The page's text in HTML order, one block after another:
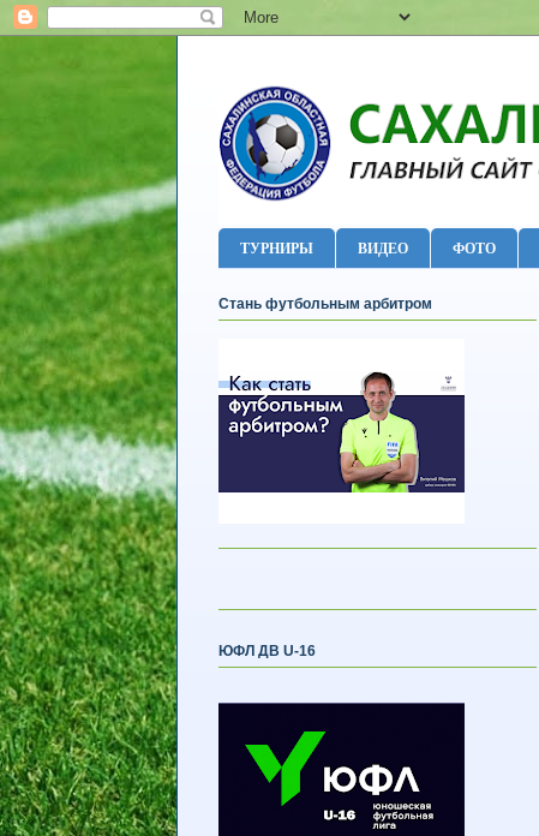
ТУРНИРЫ ВИДЕО ФОТО
Стань футбольным арбитром
ЮФЛ ДВ U-16